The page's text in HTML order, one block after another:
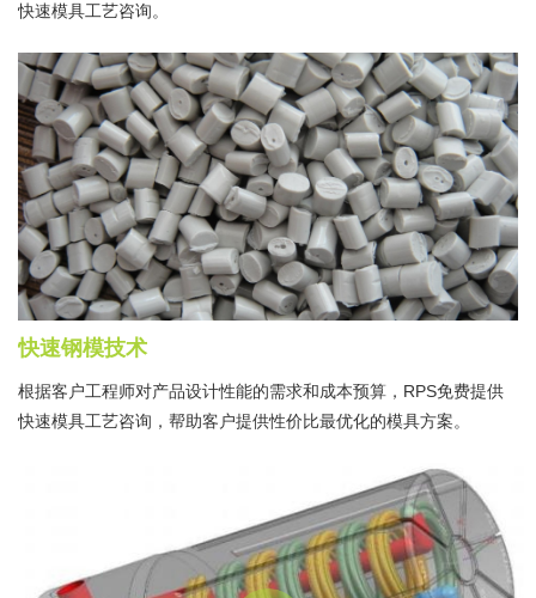
快速模具工艺咨询。
快速钢模技术
根据客户工程师对产品设计性能的需求和成本预算，RPS免费提供
快速模具工艺咨询，帮助客户提供性价比最优化的模具方案。